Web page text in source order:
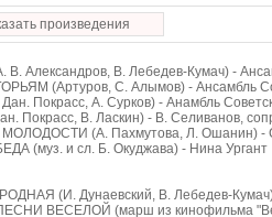
произведения
В. Лебедев-Кумач) -
(Артуров, С. Алымов) - Ансамбль
Покрасс, А. Сурков) - Анамбль
Покрасс, В. Ласкин) - В. Селиванов,
(А. Пахмутова, Л. Ошанин) -
(муз. и сл. Б. Окуджава) - Нина Ургант
(И. Дунаевский, В. Лебедев-Кумач)
ВЕСЕЛОЙ (марш из кинофильма